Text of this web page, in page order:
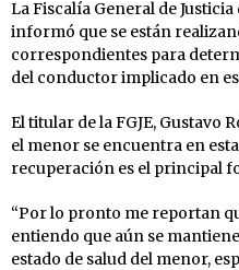
La Fiscalía General de
informó que se están
correspondientes para
del conductor implicado en
El titular de la FGJE, Gustavo
el menor se encuentra en
recuperación es el principal
“Por lo pronto me reportan
entiendo que aún se
estado de salud del menor,